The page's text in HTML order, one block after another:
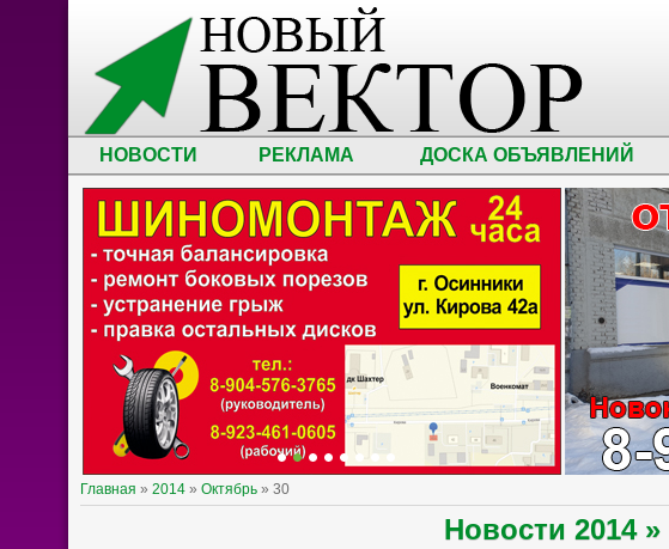
НОВОСТИ РЕКЛАМА ДОСКА ОБЪЯВЛЕНИЙ
Главная » 2014 » Октябрь » 30
Новости 2014 »